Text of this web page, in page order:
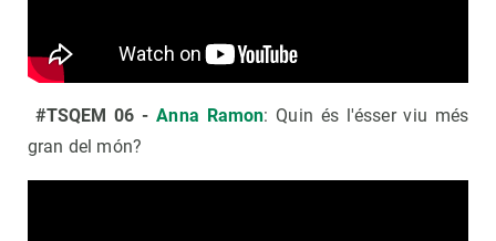
#TSQEM 06 - Anna Ramon: Quin és l'ésser viu més
gran del món?